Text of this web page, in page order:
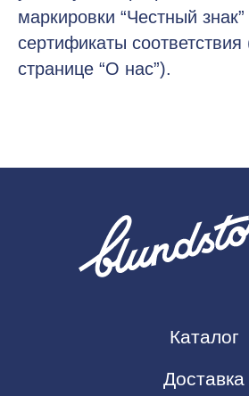
маркировки “Честный
сертификаты соответствия
странице “О нас”).